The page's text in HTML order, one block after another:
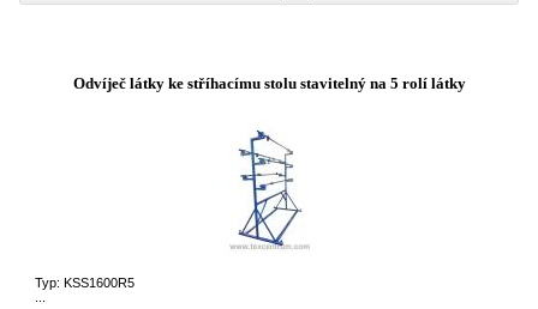
Odvíječ látky ke stříhacímu stolu stavitelný na 5 rolí látky
Typ: KSS1600R5